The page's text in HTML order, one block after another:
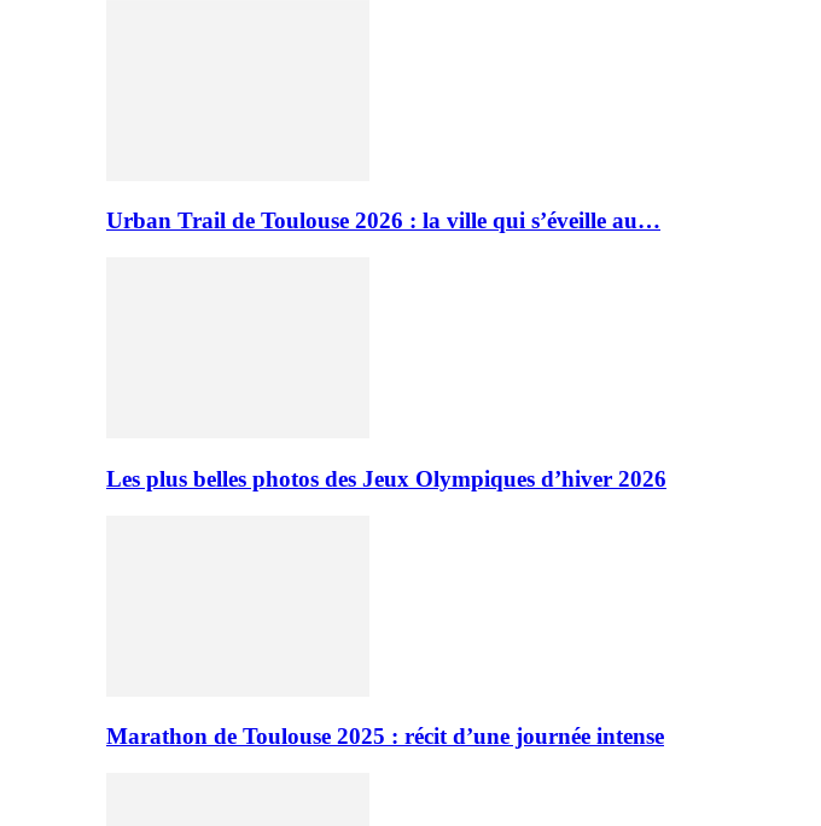
Urban Trail de Toulouse 2026 : la ville qui s’éveille au…
Les plus belles photos des Jeux Olympiques d’hiver 2026
Marathon de Toulouse 2025 : récit d’une journée intense